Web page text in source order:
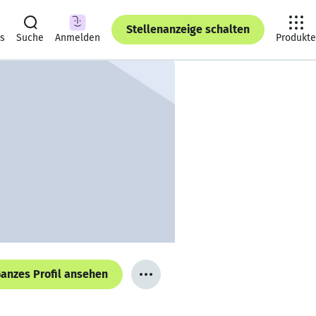
Suche Anmelden
Stellenanzeige schalten
Produkte
Profil ansehen